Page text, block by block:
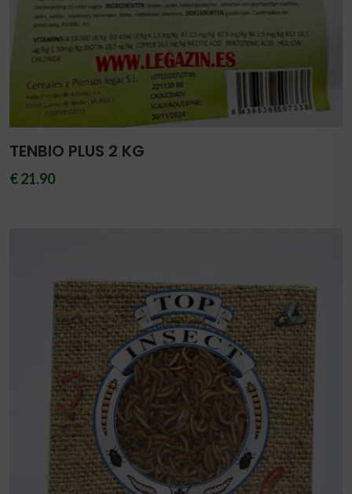
TENBIO PLUS 2 KG
€ 21.90